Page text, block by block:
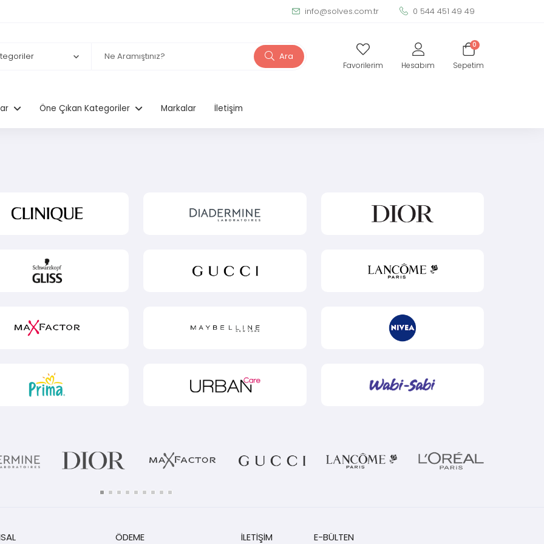
info@solves.com.tr 0 544 451 49 49
Favorilerim Hesabım
0
Sepetim
Ara
Öne Çıkan Kategoriler Markalar İletişim
ÖDEME İLETİŞİM E-BÜLTEN